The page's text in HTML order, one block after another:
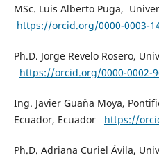
MSc. Luis Alberto Puga,
https://orcid.org/0000-0003-
Ph.D. Jorge Revelo Rosero,
https://orcid.org/0000-0002-
Ing. Javier Guaña Moya,
Ecuador, Ecuador https://
Ph.D. Adriana Curiel Ávila,